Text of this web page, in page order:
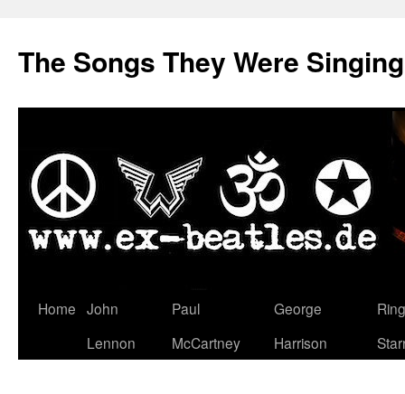
The Songs They Were
Zum
Home John
Lennon
Paul
McCartney
George
Harrison